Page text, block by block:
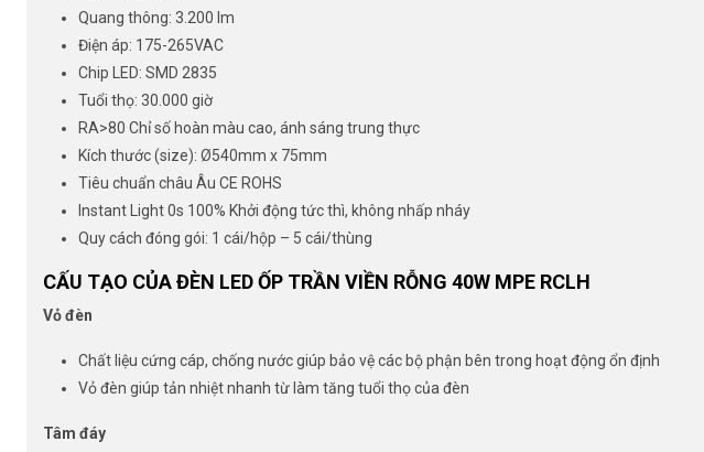
Quang thông: 3.200 lm
Điện áp: 175-265VAC
Chip LED: SMD 2835
Tuổi thọ: 30.000 giờ
RA>80 Chỉ số hoàn màu cao, ánh sáng trung thực
Kích thước (size): Ø540mm x 75mm
Tiêu chuẩn châu Âu CE ROHS
Instant Light 0s 100% Khởi động tức thì, không nhấp nháy
Quy cách đóng gói: 1 cái/hộp – 5 cái/thùng
CẤU TẠO CỦA ĐÈN LED ỐP TRẦN VIỀN RỖNG 40W MPE RCLH
Vỏ đèn
Chất liệu cứng cáp, chống nước giúp bảo vệ các bộ phận bên trong hoạt động ổn định
Vỏ đèn giúp tản nhiệt nhanh từ làm tăng tuổi thọ của đèn
Tâm đáy